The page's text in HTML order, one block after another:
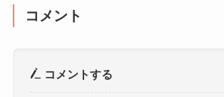
コメント
コメントする